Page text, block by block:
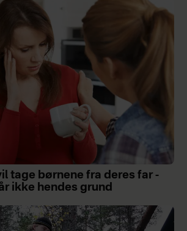
tage børnene fra deres far -
ikke hendes grund